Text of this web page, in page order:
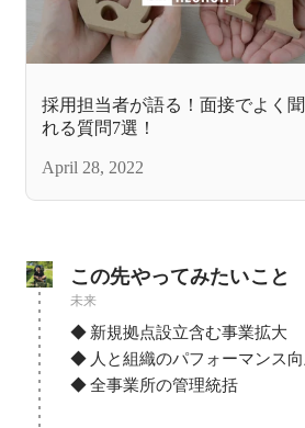
採用担当者が語る！面接でよく
れる質問7選！
April 28, 2022
この先やってみたいこと
未来
◆ 新規拠点設立含む事業拡大
◆ 人と組織のパフォーマンス
◆ 全事業所の管理統括